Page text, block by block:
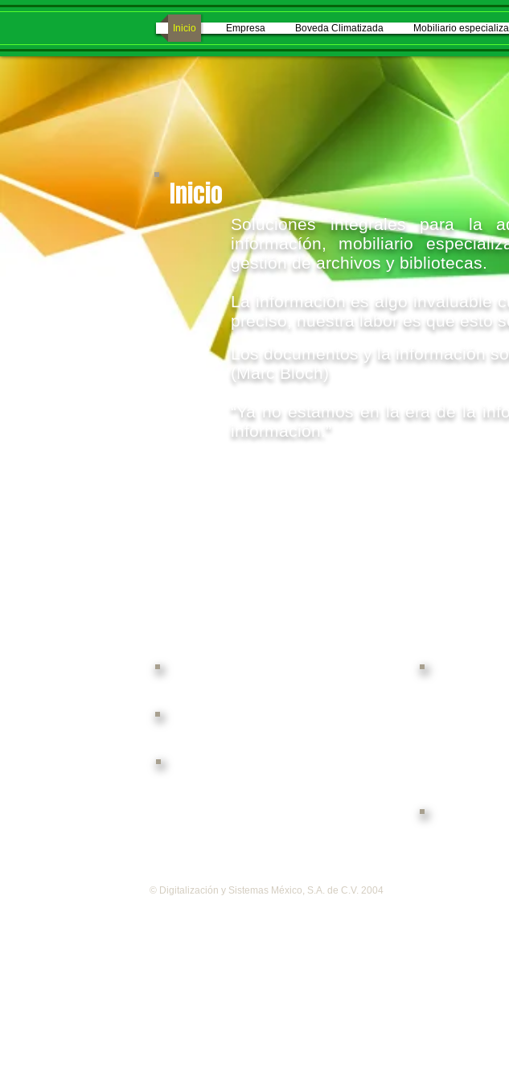
Inicio Empresa Boveda Climatizada Mobiliario
Inicio
Soluciones integrales para la
informacíón, mobiliario
gestión de archivos y bibliotecas.
La información es algo invaluable
preciso, nuestra labor es que esto
Los documentos y la información
(Marc Bloch)
“Ya no estamos en la era de la
información.”
© Digitalización y Sistemas México, S.A. de C.V. 2004